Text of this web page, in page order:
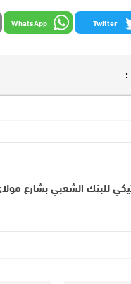
Twitter
WhatsApp
:
للبنك الشعبي بشارع